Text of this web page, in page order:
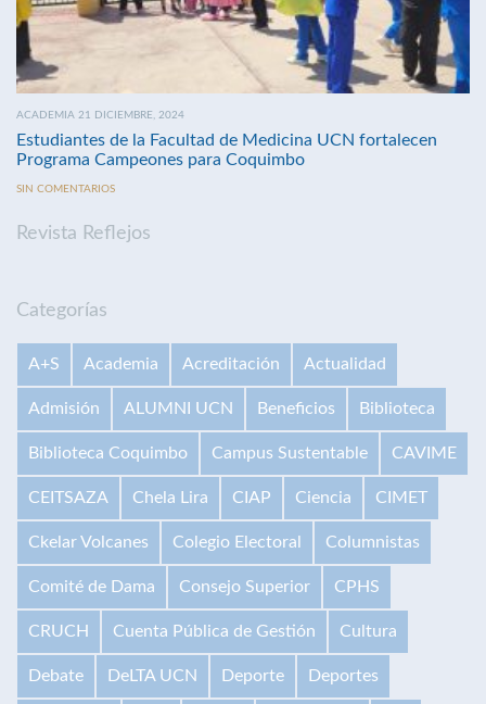
ACADEMIA 21 DICIEMBRE, 2024
Estudiantes de la Facultad de Medicina UCN fortalecen
Programa Campeones para Coquimbo
SIN COMENTARIOS
Revista Reflejos
Categorías
A+S Academia Acreditación Actualidad
Admisión ALUMNI UCN Beneficios Biblioteca
Biblioteca Coquimbo Campus Sustentable CAVIME
CEITSAZA Chela Lira CIAP Ciencia CIMET
Ckelar Volcanes Colegio Electoral Columnistas
Comité de Dama Consejo Superior CPHS
CRUCH Cuenta Pública de Gestión Cultura
Debate DeLTA UCN Deporte Deportes